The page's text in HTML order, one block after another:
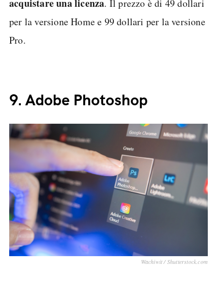
con gli strumenti digitali. Per utilizzarlo
acquistare una licenza. Il prezzo è di 49 dollari
per la versione Home e 99 dollari per la versione
Pro.
9.Adobe Photoshop